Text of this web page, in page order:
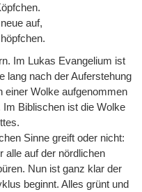
auf,
Im Lukas Evangelium ist
lang nach der Auferstehung
einer Wolke aufgenommen
Biblischen ist die Wolke
Sinne greift oder nicht:
alle auf der nördlichen
Nun ist ganz klar der
beginnt. Alles grünt und